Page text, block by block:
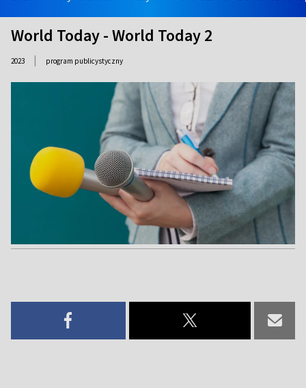
World Today - World Today 2
2023 | program publicystyczny